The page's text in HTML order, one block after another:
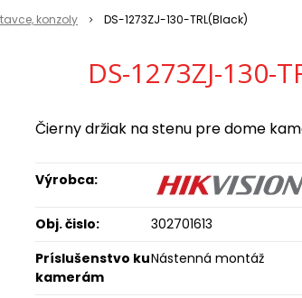
konzoly DS-1273ZJ-130-TRL(Black)
DS-1273ZJ-130-
Čierny držiak na stenu pre dome
Výrobca:
Obj. čislo:
302701613
Príslušenstvo ku
kamerám
Nástenná montáž